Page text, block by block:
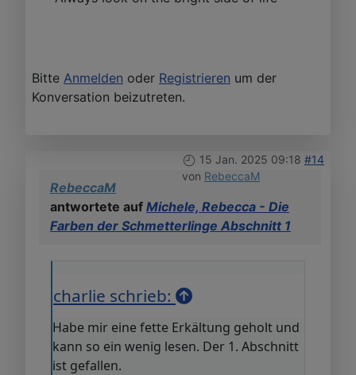
Bitte Anmelden oder Registrieren um der
Konversation beizutreten.
15 Jan. 2025 09:18 #14
von RebeccaM
RebeccaM
antwortete auf Michele, Rebecca - Die
Farben der Schmetterlinge Abschnitt 1
charlie schrieb:
Habe mir eine fette Erkältung geholt und
kann so ein wenig lesen. Der 1. Abschnitt
ist gefallen.